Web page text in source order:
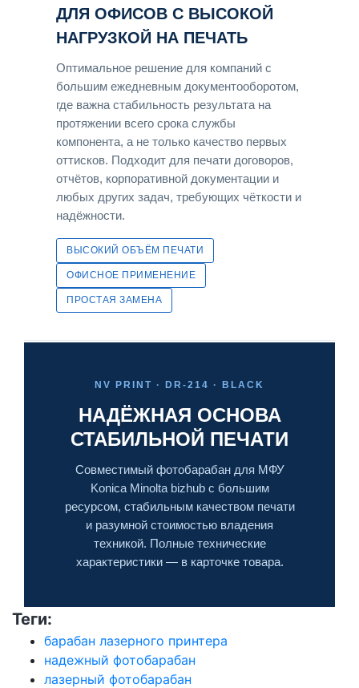
ДЛЯ ОФИСОВ С ВЫСОКОЙ
НАГРУЗКОЙ НА ПЕЧАТЬ
Оптимальное решение для компаний с
большим ежедневным документооборотом,
где важна стабильность результата на
протяжении всего срока службы
компонента, а не только качество первых
оттисков. Подходит для печати договоров,
отчётов, корпоративной документации и
любых других задач, требующих чёткости и
надёжности.
ВЫСОКИЙ ОБЪЁМ ПЕЧАТИ
ОФИСНОЕ ПРИМЕНЕНИЕ
ПРОСТАЯ ЗАМЕНА
NV PRINT · DR-214 · BLACK
НАДЁЖНАЯ ОСНОВА
СТАБИЛЬНОЙ ПЕЧАТИ
Совместимый фотобарабан для МФУ
Konica Minolta bizhub с большим
ресурсом, стабильным качеством печати
и разумной стоимостью владения
техникой. Полные технические
характеристики — в карточке товара.
Теги:
барабан лазерного принтера
надежный фотобарабан
лазерный фотобарабан